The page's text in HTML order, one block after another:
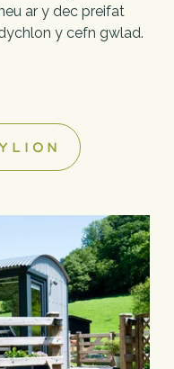
ar y dec preifat
y cefn gwlad.